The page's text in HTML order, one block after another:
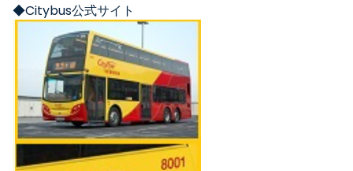
◆Citybus公式サイト